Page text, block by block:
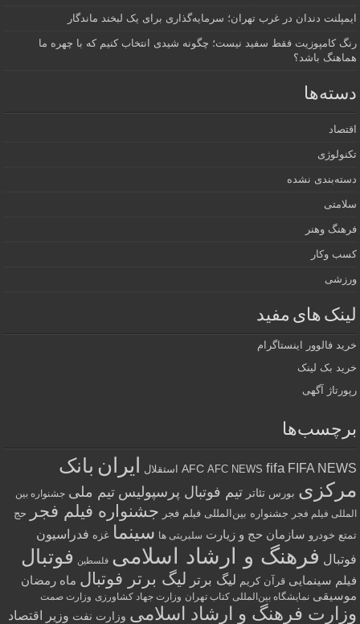
ایمپلنت دندان در غرب تهران؛ سرمایه‌گذاری برای یک لبخند ماندگار
رنگ کامپوزیت فقط سفید نیست؛ چگونه شیدی انتخاب کنیم که با چهره ما
هماهنگ باشد؟
دسته‌ها
اقتصاد
تکنولوژی
دسته‌بندی نشده
سلامتی
فرهنگ وهنر
کسب وکار
ورزشی
لینک های مفید
خرید فالوور اینستاگرام
خرید بک لینک
رپورتاژ آگهی
برچسب‌ها
AFC AFC NEWS fifa FIFA NEWS استقلال ایران بانک
مرکزی بورس تئاتر تیم فوتبال پرسپولیس تیم ملی جشنواره بین
المللی فیلم فجر جشنواره بین‌المللی فیلم فجر جشنواره فیلم فجر
حج
تمتع خودرو سازمان حج و زیارت سلبریتی ها سینما غزه فدراسیون
فوتبال فرهنگ و ارشاد اسلامی فلسطین فوتبال
فیلم سینمایی قرآن کریم لیگ برتر لیگ برتر فوتبال ماه رمضان
موسیقی نمایشگاه بین‌المللی کتاب تهران وزارت جهاد کشاورزی وزارت صمت
وزارت فرهنگ و ارشاد اسلامی وزارت نفت وزیر اقتصاد